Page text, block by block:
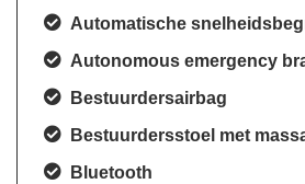
Automatische
Autonomous emergency
Bestuurdersairbag
Bestuurdersstoel met
Bluetooth